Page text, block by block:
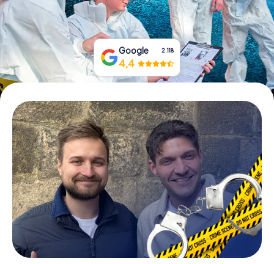
Gutscheine bestellen
Google 2.118
4,4